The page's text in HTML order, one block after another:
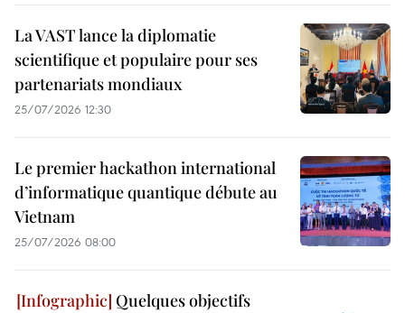
La VAST lance la diplomatie
scientifique et populaire pour ses
partenariats mondiaux
25/07/2026 12:30
Le premier hackathon international
d’informatique quantique débute au
Vietnam
25/07/2026 08:00
Quelques objectifs